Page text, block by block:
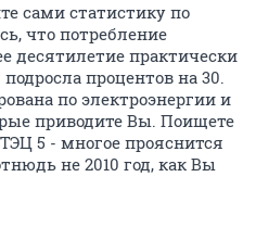
сами статистику по
что потребление
десятилетие практически
процентов на 30.
по электроэнергии и
приводите Вы. Поищете
5 - многое прояснится
не 2010 год, как Вы